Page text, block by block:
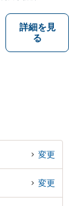
詳細を見
る
変更
変更